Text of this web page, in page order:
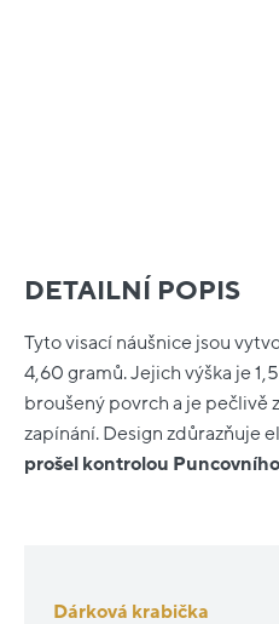
DETAILNÍ POPIS
Tyto visací náušnice jsou
4,60 gramů. Jejich výška je
broušený povrch a je pečlivě
zapínání. Design zdůrazňuje
prošel kontrolou
Dárková krabička